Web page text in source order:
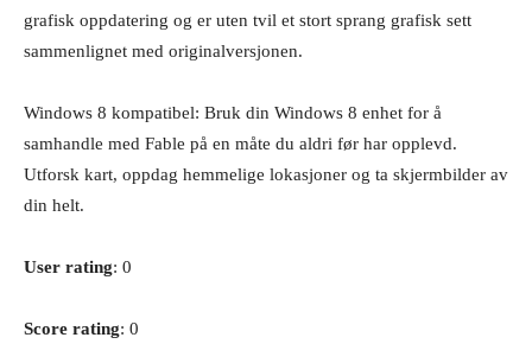
grafisk oppdatering og er uten tvil et stort sprang grafisk sett
sammenlignet med originalversjonen.
Windows 8 kompatibel: Bruk din Windows 8 enhet for å
samhandle med Fable på en måte du aldri før har opplevd.
Utforsk kart, oppdag hemmelige lokasjoner og ta skjermbilder av
din helt.
User rating: 0
Score rating: 0